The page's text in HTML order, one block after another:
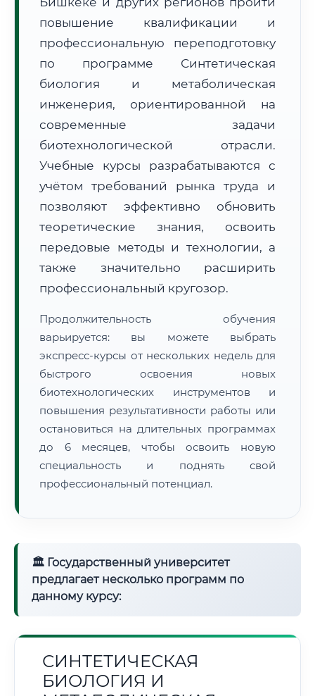
Расчет логистики оригиналов:
• Маршрут транзита:~1 482 км
повышение квалификации и
профессиональную переподготовку
по программе Синтетическая
биология и метаболическая
инженерия, ориентированной на
современные задачи
биотехнологической отрасли.
Учебные курсы разрабатываются с
учётом требований рынка труда и
позволяют эффективно обновить
теоретические знания, освоить
передовые методы и технологии, а
также значительно расширить
профессиональный кругозор.
Продолжительность обучения
варьируется: вы можете выбрать
экспресс-курсы от нескольких недель для
быстрого освоения новых
биотехнологических инструментов и
повышения результативности работы или
остановиться на длительных программах
до 6 месяцев, чтобы освоить новую
специальность и поднять свой
профессиональный потенциал.
🏛 Государственный университет
предлагает несколько программ по
данному курсу:
СИНТЕТИЧЕСКАЯ
БИОЛОГИЯ И